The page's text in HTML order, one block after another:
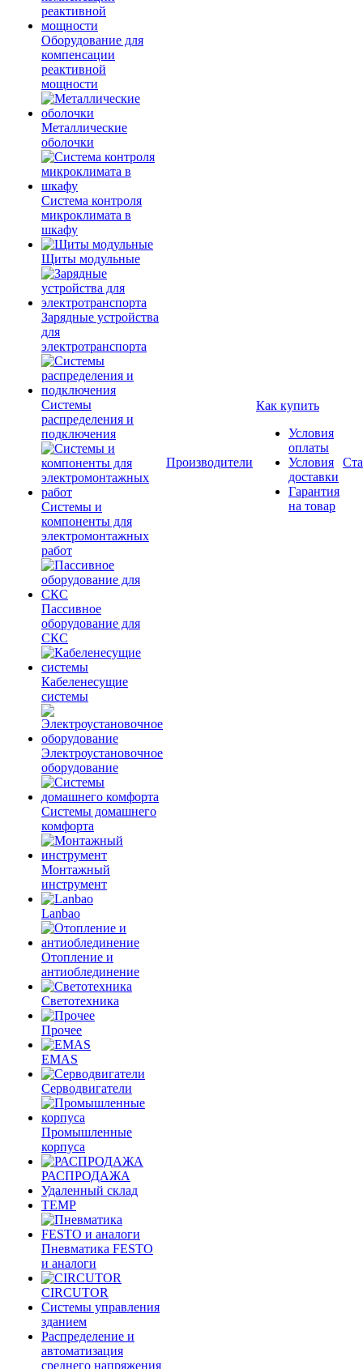
Оборудование для
компенсации
реактивной
мощности
Металлические
оболочки
Система контроля
микроклимата в
шкафу
Щиты модульные
Зарядные устройства
для
электротранспорта
Системы
распределения и
подключения
Системы и
компоненты для
электромонтажных
работ
Пассивное
оборудование для
СКС
Кабеленесущие
системы
Электроустановочное
оборудование
Системы домашнего
комфорта
Монтажный
инструмент
Lanbao
Отопление и
антиоблединение
Светотехника
Прочее
EMAS
Cерводвигатели
Промышленные
корпуса
РАСПРОДАЖА
Удаленный склад
TEMP
Пневматика FESTO
и аналоги
CIRCUTOR
Системы управления
зданием
Распределение и
автоматизация
среднего напряжения
Производители
Как купить
Условия
оплаты
Условия
доставки
Гарантия
на товар